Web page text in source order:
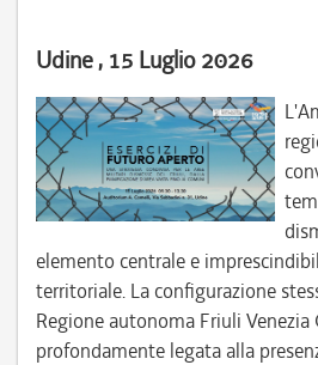
Udine , 15 Luglio 2026
elemento centrale e
territoriale. La configurazione
Regione autonoma Friuli
profondamente legata alla